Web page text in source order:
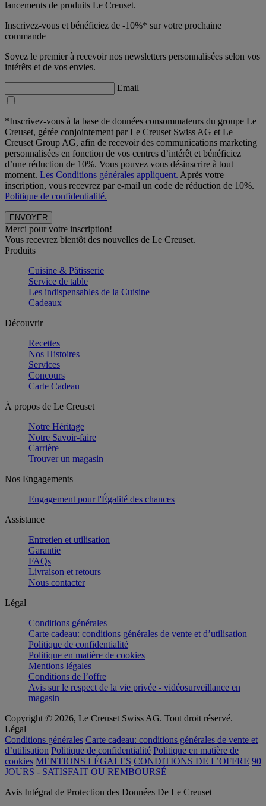
lancements de produits Le Creuset.
Inscrivez-vous et bénéficiez de -10%* sur votre prochaine
commande
Soyez le premier à recevoir nos newsletters personnalisées selon vos
intérêts et de vos envies.
Email
*Inscrivez-vous à la base de données consommateurs du groupe Le
Creuset, gérée conjointement par Le Creuset Swiss AG et Le
Creuset Group AG, afin de recevoir des communications marketing
personnalisées en fonction de vos centres d’intérêt et bénéficiez
d’une réduction de 10%. Vous pouvez vous désinscrire à tout
moment. Les Conditions générales appliquent. Après votre
inscription, vous recevrez par e-mail un code de réduction de 10%.
Politique de confidentialité.
Merci pour votre inscription!
Vous recevrez bientôt des nouvelles de Le Creuset.
Produits
Cuisine & Pâtisserie
Service de table
Les indispensables de la Cuisine
Cadeaux
Découvrir
Recettes
Nos Histoires
Services
Concours
Carte Cadeau
À propos de Le Creuset
Notre Héritage
Notre Savoir-faire
Carrière
Trouver un magasin
Nos Engagements
Engagement pour l'Égalité des chances
Assistance
Entretien et utilisation
Garantie
FAQs
Livraison et retours
Nous contacter
Légal
Conditions générales
Carte cadeau: conditions générales de vente et d’utilisation
Politique de confidentialité
Politique en matière de cookies
Mentions légales
Conditions de l’offre
Avis sur le respect de la vie privée - vidéosurveillance en
magasin
Copyright © 2026, Le Creuset Swiss AG. Tout droit réservé.
Légal
Conditions générales Carte cadeau: conditions générales de vente et
d’utilisation Politique de confidentialité Politique en matière de
cookies MENTIONS LÉGALES CONDITIONS DE L’OFFRE 90
JOURS - SATISFAIT OU REMBOURSÉ
Avis Intégral de Protection des Données De Le Creuset